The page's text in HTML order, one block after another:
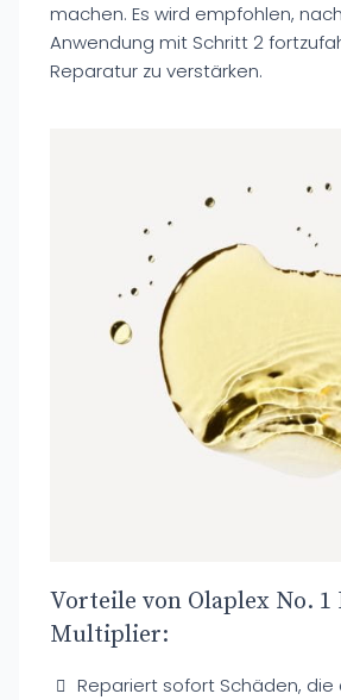
machen. Es wird empfohlen,
Anwendung mit Schritt 2
Reparatur zu verstärken.
Vorteile von Olaplex No. 1
Multiplier:
Repariert sofort Schäden, die